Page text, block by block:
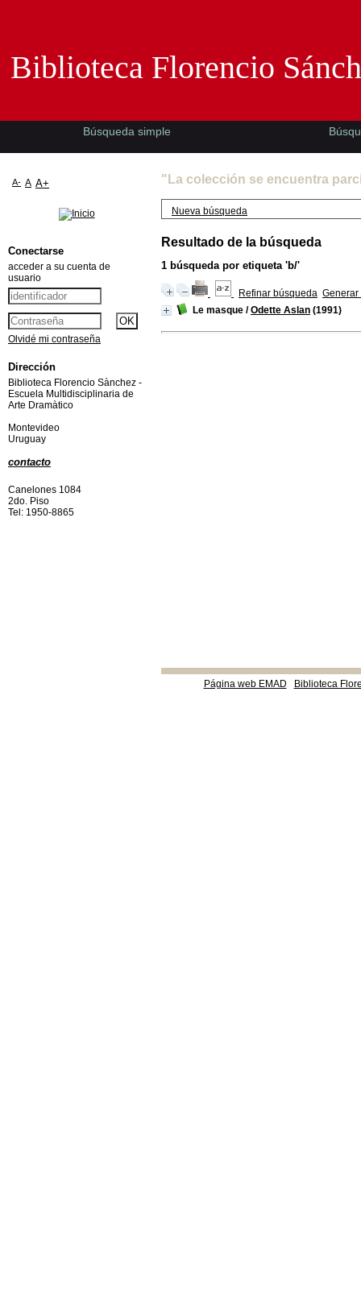
"La colección se encuentra
Nueva búsqueda
Resultado de la búsqueda
1 búsqueda por etiqueta 'b/'
Refinar búsqueda Generar
Le masque /Odette Aslan (1991)
Página web EMAD Biblioteca
Biblioteca Florencio
Búsqueda simple
A- A A+
Conectarse
acceder a su cuenta de
usuario
Olvidé mi contraseña
Dirección
Biblioteca Florencio Sànchez -
Escuela Multidisciplinaria de
Arte Dramàtico
Montevideo
Uruguay
contacto
Canelones 1084
2do. Piso
Tel: 1950-8865